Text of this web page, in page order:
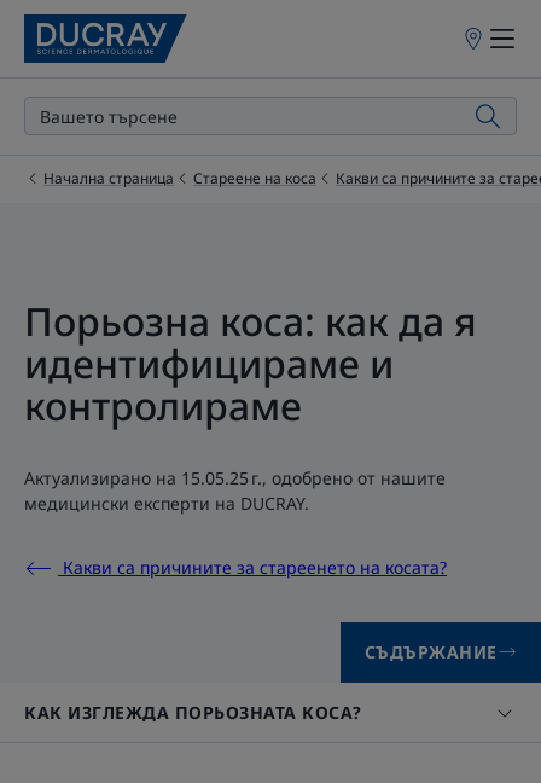
Точки
продажба
Начална страница Стареене на коса Какви са причините за
Порьозна коса: как да я
идентифицираме и
контролираме
Актуализирано на 15.05.25 г., одобрено от нашите
медицински експерти на DUCRAY.
Какви са причините за стареенето на косата?
СЪДЪРЖАНИЕ
КАК ИЗГЛЕЖДА ПОРЬОЗНАТА КОСА?